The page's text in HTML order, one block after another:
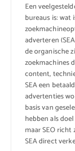
Een
bureaus is: wat
adverteren
de organische
zoekmachines
content,
SEA een
advertenties
basis van
hebben als
maar SEO
SEA direct